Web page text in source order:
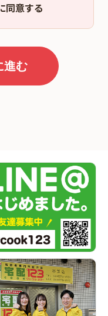
同意する
進む